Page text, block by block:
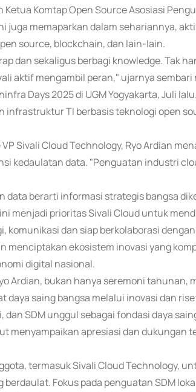
Ketua Komtap Open Source Asosiasi
juga memaparkan dalam sehariannya,
source, blockchain, dan lain-lain.
dan sekaligus berbagi knowledge. Tak
aktif mengambil peran," ujarnya
Days 2025 di UGM Yogyakarta, Juli
infrastruktur TI berbasis teknologi open
Sivali Cloud Technology, Ryo Ardian
kedaulatan data. "Penguatan industri
data berarti informasi strategis bangsa
menjadi prioritas Sivali Cloud untuk
komunikasi dan siap berkolaborasi
menciptakan ekosistem inovasi yang
digital nasional.
Ardian, bukan hanya seremoni tahunan,
daya saing bangsa melalui inovasi dan
SDM unggul sebagai fondasi daya
menyampaikan apresiasi dan dukungan
termasuk Sivali Cloud Technology,
Fokus pada penguatan SDM